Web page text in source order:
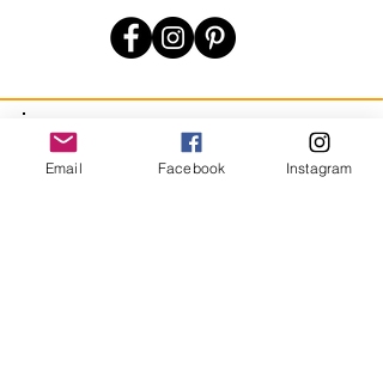
JOIN OUR MAILING LIST
Email Facebook Instagram